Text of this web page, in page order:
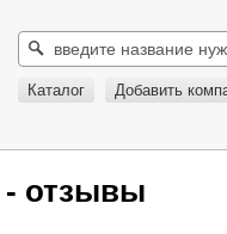
Каталог Добавить
- отзывы